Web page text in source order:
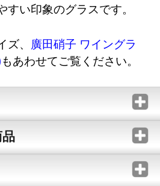
い印象のグラスです。
、 廣田硝子 ワイングラ
もあわせてご覧ください。